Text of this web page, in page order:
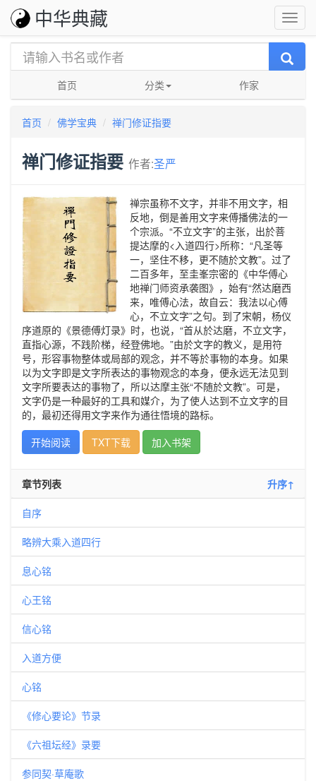
中华典藏
首页 分类 作家
首页 佛学宝典 禅门修证指要
禅门修证指要 作者:圣严
禅宗虽称不文字，并非不用文字，相
反地，倒是善用文字来傅播佛法的一
个宗派。“不立文字”的主张，出於菩
提达摩的<入道四行>所称：“凡圣等
一，坚住不移，更不随於文教”。过了
二百多年，至圭峯宗密的《中华傅心
地禅门师资承袭图》，始有“然达磨西
来，唯傅心法，故自云：我法以心傅
心，不立文字”之句。到了宋朝，杨仪
序道原的《景德傅灯录》时，也说，“首从於达磨，不立文字，
直指心源，不践阶梯，经登佛地。”由於文字的教义，是用符
号，形容事物整体或局部的观念，并不等於事物的本身。如果
以为文字即是文字所表达的事物观念的本身，便永远无法见到
文字所要表达的事物了，所以达摩主张“不随於文教”。可是，
文字仍是一种最好的工具和媒介，为了使人达到不立文字的目
的，最初还得用文字来作为通往悟境的路标。
开始阅读
TXT下载 加入书架
章节列表 升序↑
自序
略辨大乘入道四行
息心铭
心王铭
信心铭
入道方便
心铭
《修心要论》节录
《六祖坛经》录要
参同契·草庵歌